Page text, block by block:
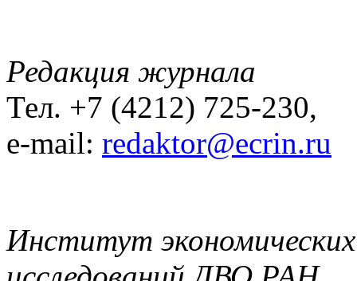
Редакция журнала
Тел. +7 (4212) 725-230,
e-mail: redaktor@ecrin.ru
Институт экономических